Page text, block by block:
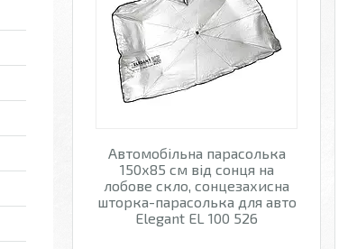
Автомобільна парасолька
150х85 см від сонця на
лобове скло, сонцезахисна
шторка-парасолька для авто
Elegant EL 100 526